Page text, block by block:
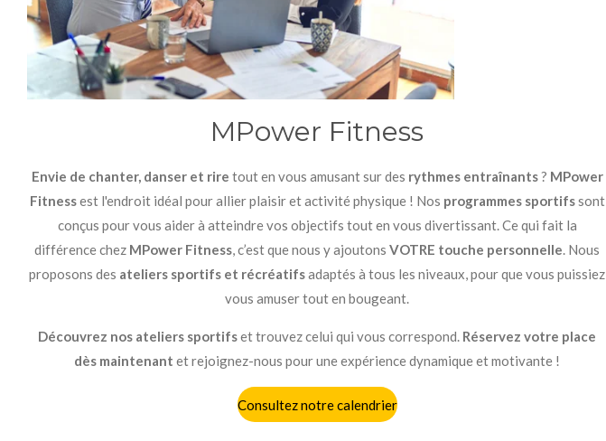
MPower Fitness
Envie de chanter, danser et rire tout en vous amusant sur des rythmes entraînants? MPower
Fitnessest l'endroit idéal pour allier plaisir et activité physique ! Nos programmes sportifssont
conçus pour vous aider à atteindre vos objectifs tout en vous divertissant. Ce qui fait la
différence chez MPower Fitness, c’est que nous y ajoutons VOTRE touche personnelle. Nous
proposons des ateliers sportifs et récréatifsadaptés à tous les niveaux, pour que vous puissiez
vous amuser tout en bougeant.
Découvrez nos ateliers sportifset trouvez celui qui vous correspond. Réservez votre place
dès maintenant et rejoignez-nous pour une expérience dynamique et motivante !
Consultez notre calendrier